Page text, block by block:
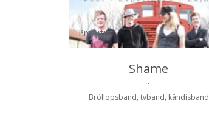
ProArtist
Shame
.
Bröllopsband, tvband, kändisband